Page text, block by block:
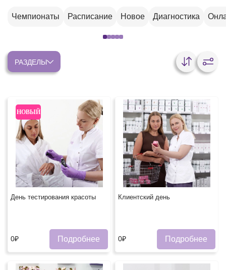
Чемпионаты Расписание Новое Диагностика
РАЗДЕЛЫ
НОВЫЙ
День тестирования красоты
0₽ Подробнее
Клиентский день
0₽ Подробнее